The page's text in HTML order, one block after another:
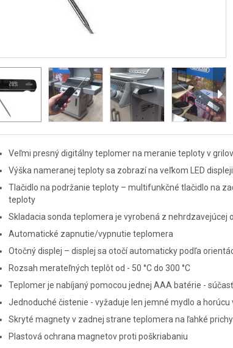
Veľmi presný digitálny teplomer na meranie teploty v
Výška nameranej teploty sa zobrazí na veľkom LED
Tlačidlo na podržanie teploty – multifunkčné tlačidlo na
teploty
Skladacia sonda teplomera je vyrobená z nehrdzavejúcej
Automatické zapnutie/vypnutie teplomera
Otočný displej – displej sa otočí automaticky podľa
Rozsah merateľných teplôt od - 50 °C do 300 °C
Teplomer je nabíjaný pomocou jednej AAA batérie -
Jednoduché čistenie - vyžaduje len jemné mydlo a
Skryté magnety v zadnej strane teplomera na ľahké
Plastová ochrana magnetov proti poškriabaniu